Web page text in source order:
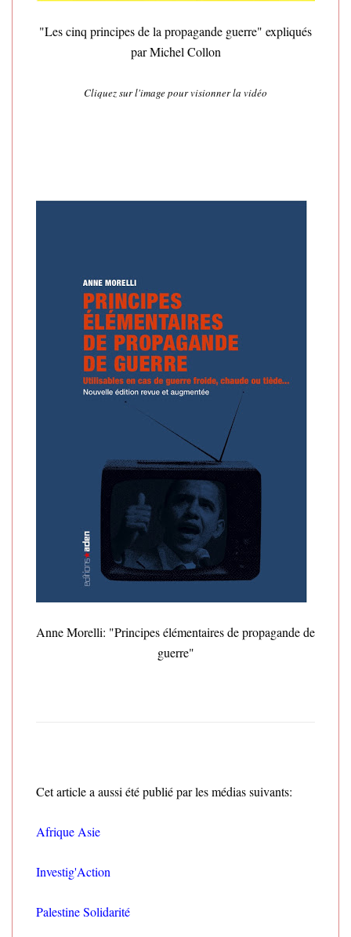
"Les cinq principes de la propagande guerre" expliqués
par Michel Collon
Cliquez sur l'image pour visionner la vidéo
Anne Morelli: "Principes élémentaires de propagande de
guerre"
Cet article a aussi été publié par les médias suivants:
Afrique Asie
Investig'Action
Palestine Solidarité